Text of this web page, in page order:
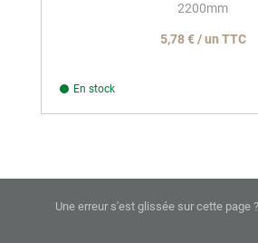
2200mm
5,78 € / un TTC
En stock
Une erreur s'est glissée sur cette page ?